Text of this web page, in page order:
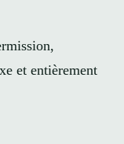
et entièrement